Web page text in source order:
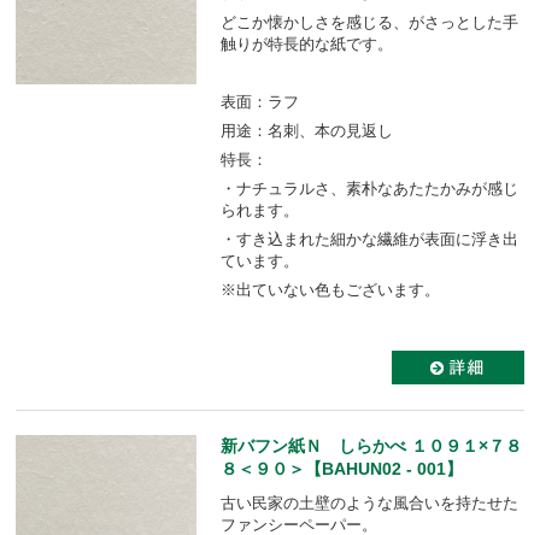
どこか懐かしさを感じる、がさっとした手
触りが特長的な紙です。
表面：ラフ
用途：名刺、本の見返し
特長：
・ナチュラルさ、素朴なあたたかみが感じ
られます。
・すき込まれた細かな繊維が表面に浮き出
ています。
※出ていない色もございます。
新バフン紙Ｎ しらかべ １０９１×７８
８＜９０＞【BAHUN02 - 001】
古い民家の土壁のような風合いを持たせた
ファンシーペーパー。